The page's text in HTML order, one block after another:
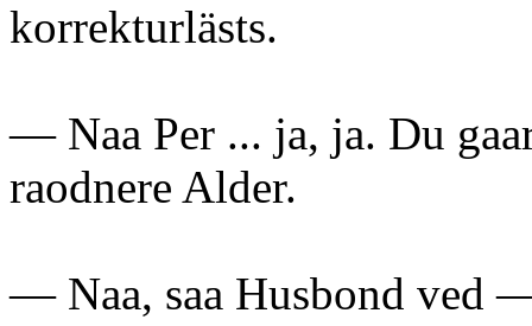
korrekturlästs.
— Naa Per ... ja, ja. Du
raodnere Alder.
— Naa, saa Husbond ved